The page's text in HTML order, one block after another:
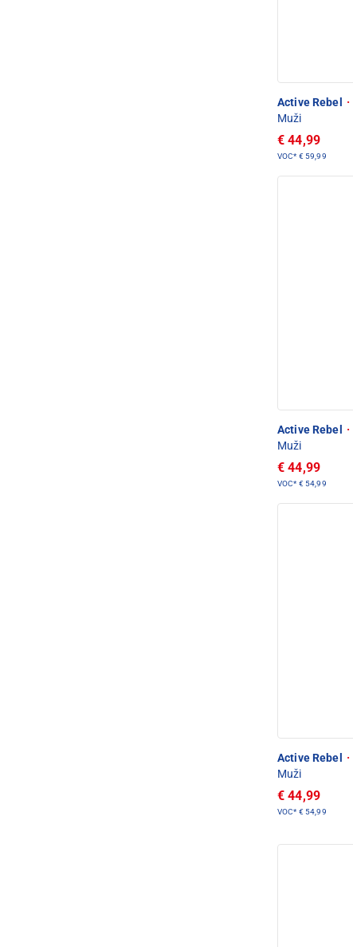
Active Rebel ·
Muži
€ 44,99
VOC* € 59,99
Active Rebel ·
Muži
€ 44,99
VOC* € 54,99
Active Rebel ·
Muži
€ 44,99
VOC* € 54,99